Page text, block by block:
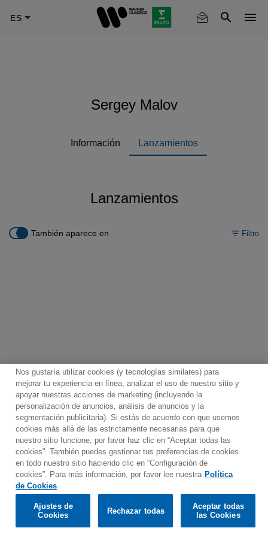
Sergey Malov
Información Lanzamientos
Lanzamientos
También aparece en Filtro
Contacto Boletin informativo
Términos de Uso
Política de Privacidad
Mapa web
Política de cookies
Ajustes de Cookies
© 2025 Parlophone Records Limited. All rights reserved.
Would you prefer to visit our website in English?
Confirm
Nos gustaría utilizar cookies (y tecnologías similares) para
mejorar tu experiencia en línea, analizar el uso de nuestro sitio y
apoyar nuestras acciones de marketing (incluyendo la
personalización de anuncios, análisis de anuncios y la
segmentación publicitaria). Si estás de acuerdo con que usemos
cookies más allá de las estrictamente necesarias para que
nuestro sitio funcione, por favor haz clic en “Aceptar todas las
cookies”. También puedes gestionar tus preferencias de cookies
en todo nuestro sitio haciendo clic en “Configuración de
cookies”. Para más información, por favor lee nuestra Política
de Cookies
Ajustes de
Cookies
Rechazar todas
Aceptar todas
las Cookies